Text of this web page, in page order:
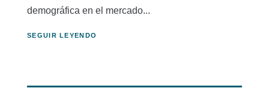
demográfica en el mercado...
SEGUIR LEYENDO